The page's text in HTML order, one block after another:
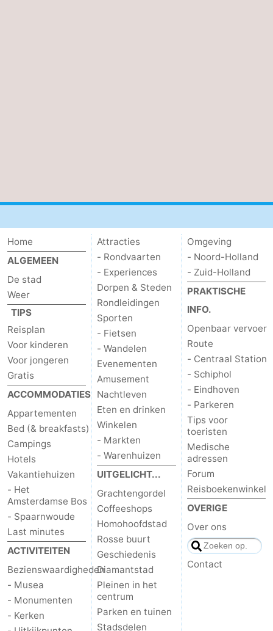
Home
ALGEMEEN
De stad
Weer
TIPS
Reisplan
Voor kinderen
Voor jongeren
Gratis
ACCOMMODATIES
Appartementen
Bed (& breakfasts)
Campings
Hotels
Vakantiehuizen
- Het
Amsterdamse Bos
- Spaarnwoude
Last minutes
ACTIVITEITEN
Bezienswaardigheden
- Musea
- Monumenten
- Kerken
Attracties
- Rondvaarten
- Experiences
Dorpen & Steden
Rondleidingen
Sporten
- Fietsen
- Wandelen
Evenementen
Amusement
Nachtleven
Eten en drinken
Winkelen
- Markten
- Warenhuizen
UITGELICHT...
Grachtengordel
Coffeeshops
Homohoofdstad
Rosse buurt
Geschiedenis
Diamantstad
Pleinen in het
centrum
Parken en tuinen
Stadsdelen
Omgeving
- Noord-Holland
- Zuid-Holland
PRAKTISCHE
INFO.
Openbaar vervoer
Route
- Centraal Station
- Schiphol
- Eindhoven
- Parkeren
Tips voor
toeristen
Medische
adressen
Forum
Reisboekenwinkel
OVERIGE
Over ons
Contact